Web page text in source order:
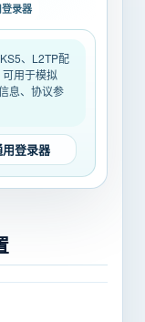
录器
、L2TP配
用于模拟
息、协议参
登录器